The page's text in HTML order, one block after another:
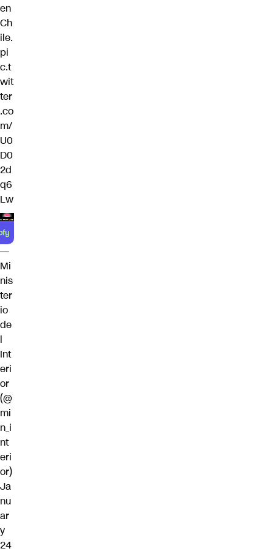
en
Ch
ile.
pi
c.t
wit
ter
.co
m/
U0
D0
2d
q6
Lw
—
Mi
nis
ter
io
de
l
Int
eri
or
(@
mi
n_i
nt
eri
or)
Ja
nu
ar
y
24